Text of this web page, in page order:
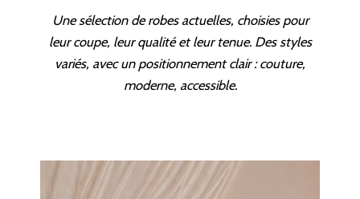
Une sélection de robes actuelles, choisies pour
leur coupe, leur qualité et leur tenue. Des styles
variés, avec un positionnement clair : couture,
moderne, accessible.